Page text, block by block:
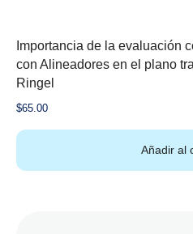
Importancia de la evaluación
con Alineadores en el plano
Ringel
$65.00
Añadir al